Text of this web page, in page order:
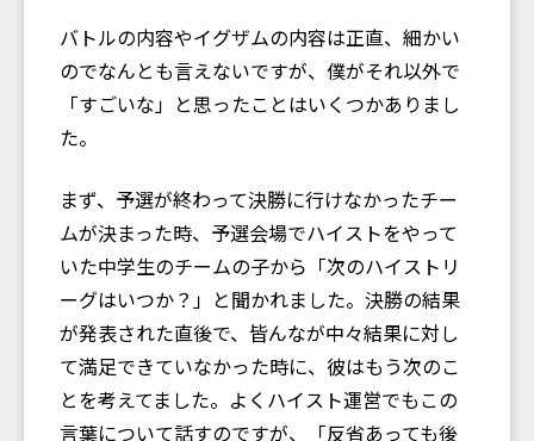
バトルの内容やイグザムの内容は正直、細かい
のでなんとも言えないですが、僕がそれ以外で
「すごいな」と思ったことはいくつかありまし
た。
まず、予選が終わって決勝に行けなかったチー
ムが決まった時、予選会場でハイストをやって
いた中学生のチームの子から「次のハイストリ
ーグはいつか？」と聞かれました。決勝の結果
が発表された直後で、皆んなが中々結果に対し
て満足できていなかった時に、彼はもう次のこ
とを考えてました。よくハイスト運営でもこの
言葉について話すのですが、「反省あっても後